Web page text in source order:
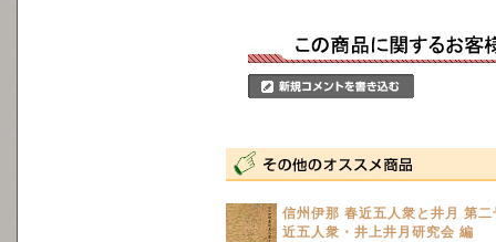
信州伊那 春近五人衆と井月 第
近五人衆・井上井月研究会 編